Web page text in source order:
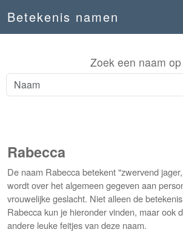
Betekenis namen
Zoek een naam op
Rabecca
De naam Rabecca betekent "zwervend
wordt over het algemeen gegeven aan
vrouwelijke geslacht. Niet alleen de
Rabecca kun je hieronder vinden, maar ook
andere leuke feitjes van deze naam.